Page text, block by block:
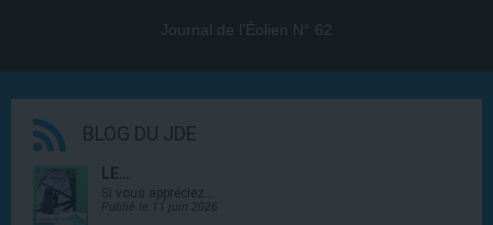
Journal de l’Éolien N° 62
BLOG DU JDE
LE…
Si vous appréciez…
Publié le 11 juin 2026